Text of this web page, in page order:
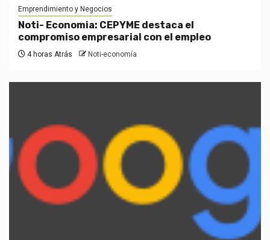
Emprendimiento y Negocios
Noti- Economia: CEPYME destaca el
compromiso empresarial con el empleo
4 horas Atrás Noti-economía